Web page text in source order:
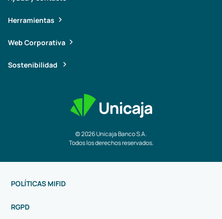
© 2026 Unicaja Banco S.A.
Todos los derechos reservados.
Herramientas
Web Corporativa
Sostenibilidad
POLÍTICAS MIFID
RGPD